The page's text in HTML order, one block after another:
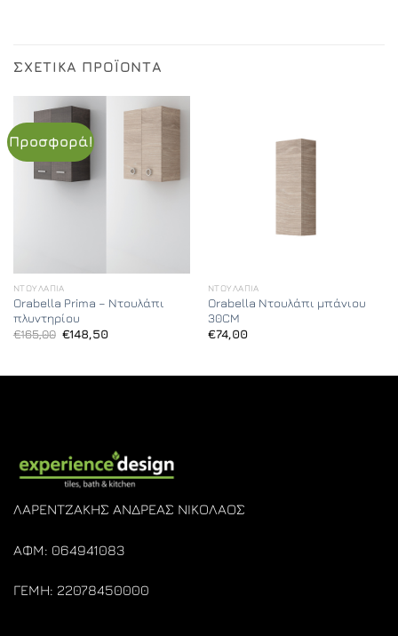
ΣΧΕΤΙΚΆ ΠΡΟΪΌΝΤΑ
Προσφορά!
ΝΤΟΥΛΆΠΙΑ
Orabella Prima – Ντουλάπι
πλυντηρίου
€165,00 Original
price
€148,50Η
€148,50.
ΝΤΟΥΛΆΠΙΑ
Orabella Ντουλάπι μπάνιου
30CM
€74,00
ΛΑΡΕΝΤΖΑΚΗΣ ΑΝΔΡΕΑΣ ΝΙΚΟΛΑΟΣ
ΑΦΜ: 064941083
ΓΕΜΗ: 22078450000